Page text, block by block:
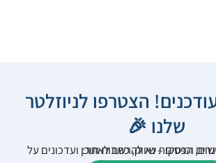
הצטרפו לניוזלטר
שלנו 🎉
רישום, הפסקות שיווק, כתבות תוכן ועדכונים על וובינרים וכנסים – נא להרשם לאתר: